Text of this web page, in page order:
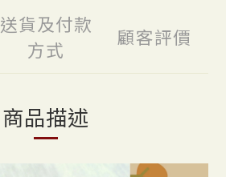
送貨及付款
方式
顧客評價
商品描述